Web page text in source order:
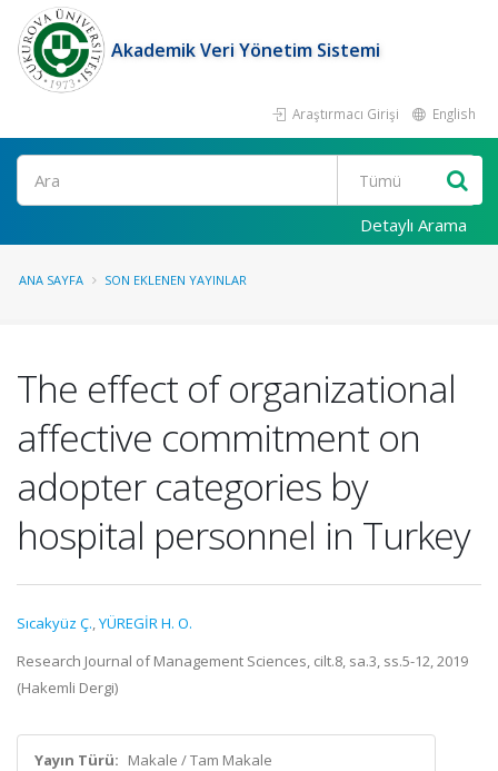
Akademik Veri Yönetim Sistemi
Araştırmacı Girişi English
Ara
Detaylı Arama
ANA SAYFA SON EKLENEN YAYINLAR
The effect of organizational
affective commitment on
adopter categories by
hospital personnel in Turkey
Sıcakyüz Ç.,YÜREGİR H. O.
Research Journal of Management Sciences, cilt.8, sa.3, ss.5-12, 2019
(Hakemli Dergi)
Yayın Türü: Makale / Tam Makale